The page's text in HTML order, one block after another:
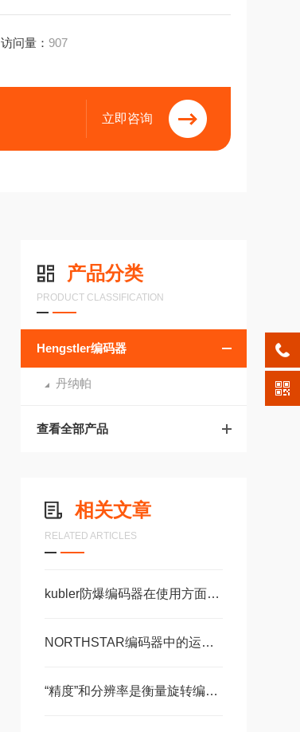
访问量： 907
立即咨询
产品分类
PRODUCT CLASSIFICATION
Hengstler编码器
丹纳帕
查看全部产品
相关文章
RELATED ARTICLES
kubler防爆编码器在使用方面有什么技巧可言！
NORTHSTAR编码器中的运动控制系统如何实现抗干扰设计？
“精度”和分辨率是衡量旋转编码器质量好坏的重要指标之一